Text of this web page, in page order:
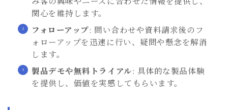
関心を維持します。
フォローアップ: 問い合わせや資料請求後のフ
ォローアップを迅速に行い、疑問や懸念を解消
します。
製品デモや無料トライアル: 具体的な製品体験
を提供し、価値を実感してもらいます。